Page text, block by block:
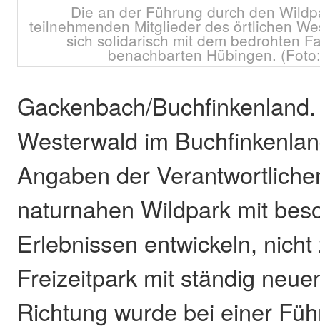
Die an der Führung durch den
teilnehmenden Mitglieder des örtlichen
sich solidarisch mit dem bedrohten
benachbarten Hübingen.
Gackenbach/
Westerwald im
Angaben der
naturnahen Wildpark mit
Erlebnissen entwickeln,
Freizeitpark mit ständig
Richtung wurde bei einer